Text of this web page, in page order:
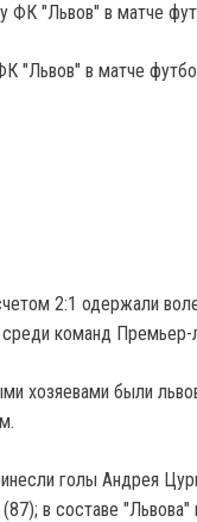
"Львов" в матче
2:1 одержали
команд Премьер-
хозяевами были
голы Андрея
в составе